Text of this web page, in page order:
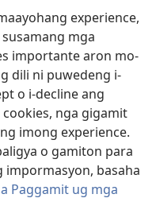
experience,
mga
importante aron mo-
dili ni puwedeng i-
o i-decline ang
nga gigamit
imong experience.
o gamiton para
impormasyon, basaha
Paggamit ug mga